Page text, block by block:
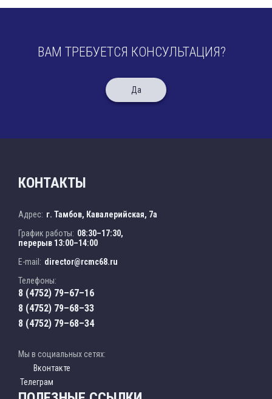
ВАМ ТРЕБУЕТСЯ КОНСУЛЬТАЦИЯ?
Да
КОНТАКТЫ
Адрес: г. Тамбов, Кавалерийская, 7а
График работы: 08:30–17:30,
перерыв 13:00–14:00
E-mail: director@rcmc68.ru
Телефоны:
8 (4752) 79–67–16
8 (4752) 79–68–33
8 (4752) 79–68–34
Мы в социальных сетях:
Вконтакте
Телеграм